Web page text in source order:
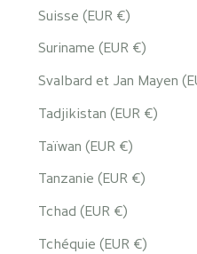
Suisse (EUR €)
Suriname (EUR €)
Svalbard et Jan Mayen
Tadjikistan (EUR €)
Taïwan (EUR €)
Tanzanie (EUR €)
Tchad (EUR €)
Tchéquie (EUR €)